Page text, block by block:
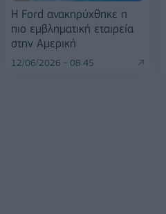
Η Ford ανακηρύχθηκε η
πιο εμβληματική εταιρεία
στην Αμερική
12/06/2026 - 08:45